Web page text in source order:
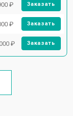
₽ Заказать
₽ Заказать
₽ Заказать